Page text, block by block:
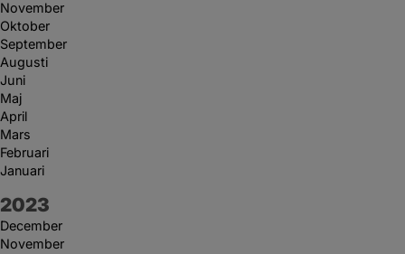
November
Oktober
September
Augusti
Juni
Maj
April
Mars
Februari
Januari
År:
2023
December
November